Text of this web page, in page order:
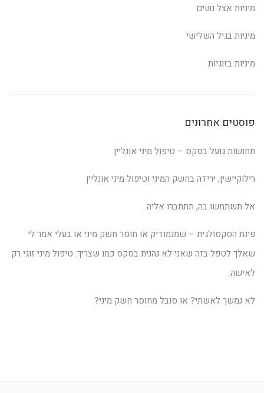
מיניות אצל נשים
מיניות בגיל השלישי
מיניות בזוגיות
פוסטים אחרונים
תחושות גועל בסקס – טיפול מיני אונליין
רילוקיישין, ירידה בחשק המיני וטיפול מיני אונליין
אל תשתמשו בה, תתחברו אליה.
פינת הסקסולגית – שמנמודיק או חוסר חשק מיני או בעלי אמר לי
שאלך לטפל בזה שאני לא נהנית בסקס כמו שצריך. טיפול מיני זוגי רק
לאישה.
לא נמשך לאשתי? או סובל מחוסר חשק מיני?